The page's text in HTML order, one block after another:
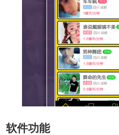
软件功能